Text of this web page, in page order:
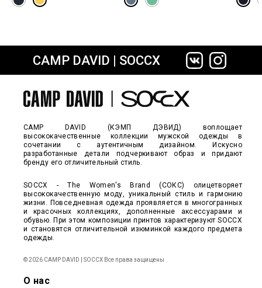
сайте СДЭК
CAMP DAVID | SOCCX
CAMP DAVID (КЭМП ДЭВИД) воплощает
высококачественные коллекции мужской одежды в
сочетании с аутентичным дизайном. Искусно
разработанные детали подчеркивают образ и придают
бренду его отличительный стиль.
SOCCX - The Women's Brand (СОКС) олицетворяет
высококачественную моду, уникальный стиль и гармонию
жизни. Повседневная одежда проявляется в многогранных
и красочных коллекциях, дополненные аксессуарами и
обувью. При этом композиции принтов характеризуют SOCCX
и становятся отличительной изюминкой каждого предмета
одежды.
© 2026 CAMP DAVID | SOCCX Все права защищены
О нас